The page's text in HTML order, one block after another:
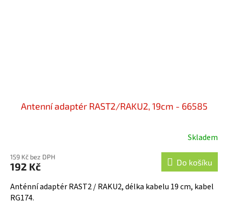
Antenní adaptér RAST2/RAKU2, 19cm - 66585
Skladem
159 Kč bez DPH
192 Kč Do košíku
Anténní adaptér RAST2 / RAKU2, délka kabelu 19 cm, kabel
RG174.